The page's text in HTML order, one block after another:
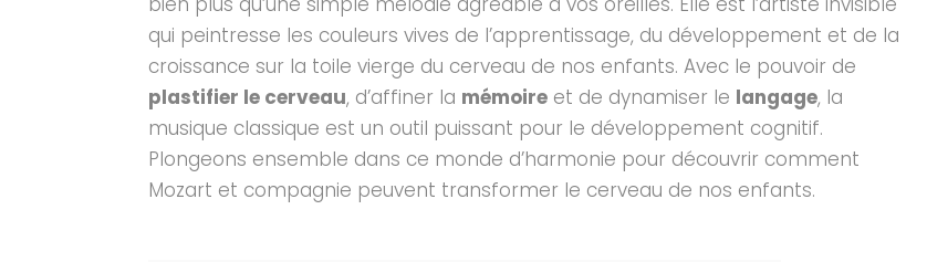
qui peintresse les couleurs vives de l’apprentissage, du développement et de la
croissance sur la toile vierge du cerveau de nos enfants.Avec le pouvoir de
plastifier le cerveau, d’affiner la mémoire et de dynamiser le langage, la
musique classique est un outil puissant pour le développement cognitif.
Plongeons ensemble dans ce monde d’harmonie pour découvrir comment
Mozart et compagnie peuvent transformer le cerveau de nos enfants.